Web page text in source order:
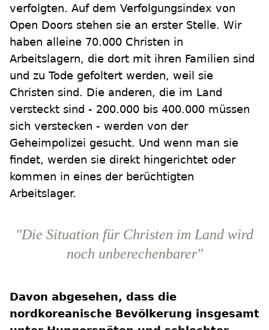
verfolgten. Auf dem Verfolgungsindex von
Open Doors stehen sie an erster Stelle. Wir
haben alleine 70.000 Christen in
Arbeitslagern, die dort mit ihren Familien sind
und zu Tode gefoltert werden, weil sie
Christen sind. Die anderen, die im Land
versteckt sind - 200.000 bis 400.000 müssen
sich verstecken - werden von der
Geheimpolizei gesucht. Und wenn man sie
findet, werden sie direkt hingerichtet oder
kommen in eines der berüchtigten
Arbeitslager.
"Die Situation für Christen im Land wird
noch unberechenbarer"
Davon abgesehen, dass die
nordkoreanische Bevölkerung insgesamt